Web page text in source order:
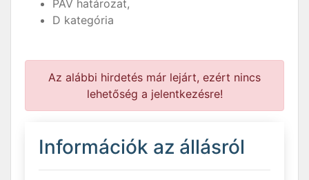
PÁV határozat,
D kategória
Az alábbi hirdetés már lejárt, ezért nincs
lehetőség a jelentkezésre!
Információk az állásról